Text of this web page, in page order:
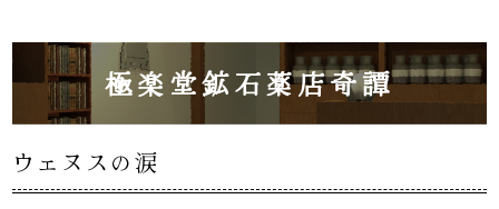
極楽堂鉱石薬店奇譚
ウェヌスの涙